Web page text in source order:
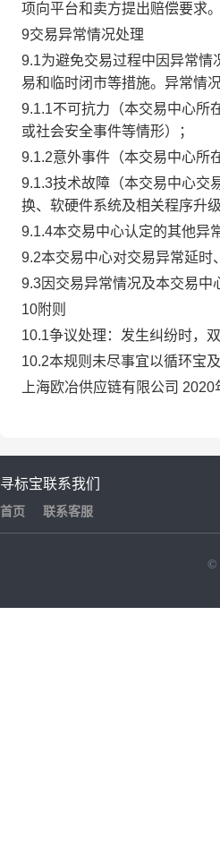
项向平台和卖方提出赔偿要求。
9交易异常情况处理
9.1为避免交易过程中因异常情
易和临时闭市等措施。异常情
9.1.1不可抗力（本交易中心所
或社会安全事件等情形）；
9.1.2意外事件（本交易中心所
9.1.3技术故障（本交易中心交
换、软硬件系统及相关程序升
9.1.4本交易中心认定的其他异
9.2本交易中心对交易异常延时
9.3因交易异常情况及本交易中
10附则
10.1争议处理：发生纠纷时，
10.2本规则未尽事宜以循环宝
上海欧冶供应链有限公司
寻标宝
首页
联系我们
联系客服
©